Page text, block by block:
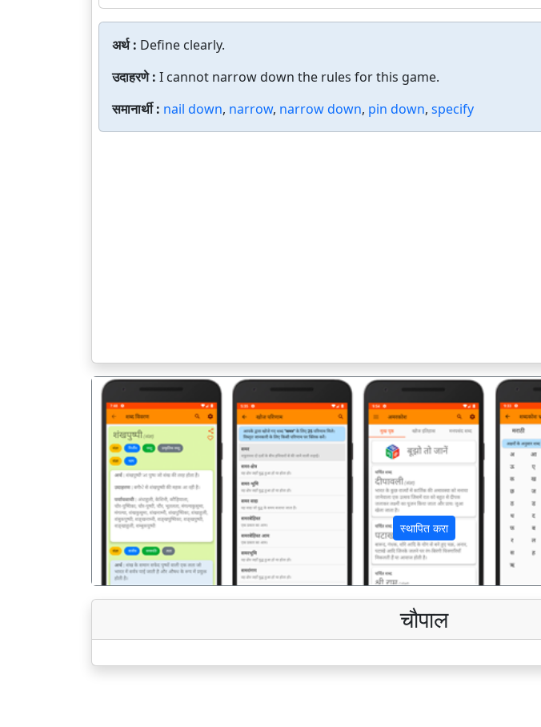
अर्थ : Define clearly.
उदाहरणे : I cannot narrow down the rules for this game.
समानार्थी : nail down, narrow, narrow down, pin down, specify
स्थापित करा
पिछला
चौपाल